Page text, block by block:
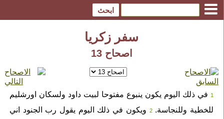
سفر زكريا
اصحاح 13
1في ذلك اليوم يكون ينبوع مفتوحا لبيت داود ولسكان اورشليم
للخطية وللنجاسة. 2ويكون في ذلك اليوم يقول رب الجنود اني